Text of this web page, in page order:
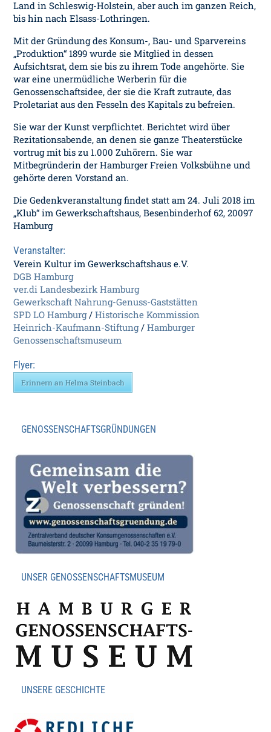
Land in Schleswig-Holstein, aber auch im ganzen Reich,
bis hin nach Elsass-Lothringen.
Mit der Gründung des Konsum-, Bau- und Sparvereins
„Produktion“ 1899 wurde sie Mitglied in dessen
Aufsichtsrat, dem sie bis zu ihrem Tode angehörte. Sie
war eine unermüdliche Werberin für die
Genossenschaftsidee, der sie die Kraft zutraute, das
Proletariat aus den Fesseln des Kapitals zu befreien.
Sie war der Kunst verpflichtet. Berichtet wird über
Rezitationsabende, an denen sie ganze Theaterstücke
vortrug mit bis zu 1.000 Zuhörern. Sie war
Mitbegründerin der Hamburger Freien Volksbühne und
gehörte deren Vorstand an.
Die Gedenkveranstaltung findet statt am 24. Juli 2018 im
„Klub“ im Gewerkschaftshaus, Besenbinderhof 62, 20097
Hamburg
Veranstalter:
Verein Kultur im Gewerkschaftshaus e.V.
DGB Hamburg
ver.di Landesbezirk Hamburg
Gewerkschaft Nahrung-Genuss-Gaststätten
SPD LO Hamburg/Historische Kommission
Heinrich-Kaufmann-Stiftung/Hamburger
Genossenschaftsmuseum
Flyer:
Erinnern an Helma Steinbach
GENOSSENSCHAFTSGRÜNDUNGEN
UNSER GENOSSENSCHAFTSMUSEUM
UNSERE GESCHICHTE